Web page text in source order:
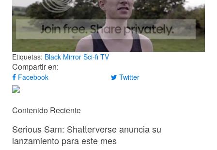
Etiquetas: Black Mirror Sci-fi TV
Compartir en:
Facebook Twitter
Contenido Reciente
Serious Sam: Shatterverse anuncia su
lanzamiento para este mes